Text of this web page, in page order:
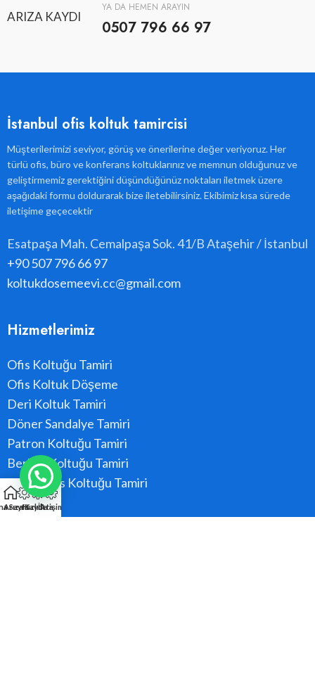
ARIZA KAYDI
YA DA HEMEN ARAYIN
0507 796 66 97
İstanbul ofis koltuk tamircisi
Müşterilerimizi seviyor, görüş ve önerilerine değer veriyoruz. Her
türlü ofis, büro ve konferans koltuklarınız ve memnun olduğunuz ve
geliştirmemiz gerektiğini düşündüğünüz noktaları iletmek üzere
aşağıdaki formu doldurarak bize iletebilirsiniz. Ekibimiz kısa sürede
iletişime geçecektir
Esatpaşa Mah. Cemalpaşa Sok. 41/B Ataşehir / İstanbul
+90 507 796 66 97
koltukdosemeevi.cc@gmail.com
Hizmetlerimiz
Ofis Koltuğu Tamiri
Ofis Koltuk Döşeme
Deri Koltuk Tamiri
Döner Sandalye Tamiri
Patron Koltuğu Tamiri
Berber Koltuğu Tamiri
Konferans Koltuğu Tamiri
Sayfa
Arıza Kaydı
Hızlı Ara
İletişim